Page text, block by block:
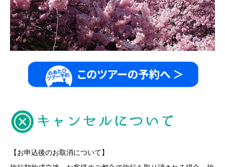
【お申込後のお取消について】